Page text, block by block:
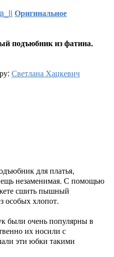
Оригинальное
подъюбник из фатина.
Светлана Хацкевич
для платья,
незаменимая. С помощью
сшить пышный
особых хлопот.
были очень популярны в
их носили с
эти юбки такими